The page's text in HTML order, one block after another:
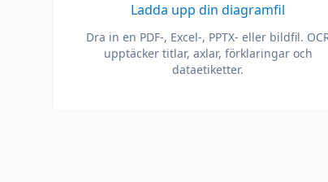
Ladda upp din diagramfil
Dra in en PDF-, Excel-, PPTX- eller bildfil.
upptäcker titlar, axlar, förklaringar och
dataetiketter.